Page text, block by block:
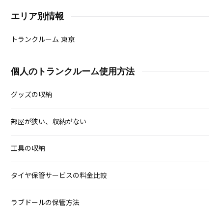
エリア別情報
トランクルーム 東京
個人のトランクルーム使用方法
グッズの収納
部屋が狭い、収納がない
工具の収納
タイヤ保管サービスの料金比較
ラブドールの保管方法